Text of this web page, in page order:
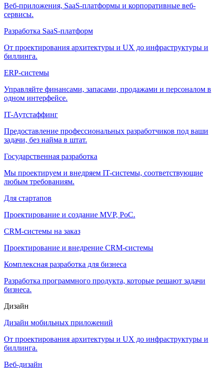
Веб-приложения, SaaS-платформы и корпоративные веб-
сервисы.
Разработка SaaS-платформ
От проектирования архитектуры и UX до инфраструктуры и
биллинга.
ERP-системы
Управляйте финансами, запасами, продажами и персоналом в
одном интерфейсе.
IT-Аутстаффинг
Предоставление профессиональных разработчиков под ваши
задачи, без найма в штат.
Государственная разработка
Мы проектируем и внедряем IT-системы, соответствующие
любым требованиям.
Для стартапов
Проектирование и создание MVP, PoC.
CRM-системы на заказ
Проектирование и внедрение CRM-системы
Комплексная разработка для бизнеса
Разработка программного продукта, которые решают задачи
бизнеса.
Дизайн
Дизайн мобильных приложений
От проектирования архитектуры и UX до инфраструктуры и
биллинга.
Веб-дизайн